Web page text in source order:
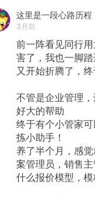
这里是一段心路历程
3月前
前一阵看见同行
害了，我也一脚
又开始折腾了，
不管是企业管理
好大的帮助
终于有个小管家
拣小助手！
养了半个月，感
案管理员，销售
什么报价模型，